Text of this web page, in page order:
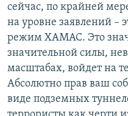
сейчас, по крайней
на уровне заявлений –
режим ХАМАС. Это
значительной силы,
масштабах, войдет на
Абсолютно прав ваш
виде подземных